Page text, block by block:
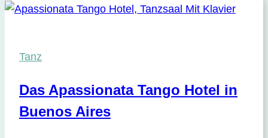
Tanz
Das Apassionata Tango Hotel in
Buenos Aires